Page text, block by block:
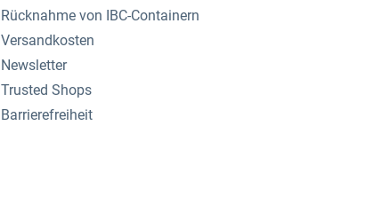
Rücknahme von IBC-Containern
Versandkosten
Newsletter
Trusted Shops
Barrierefreiheit